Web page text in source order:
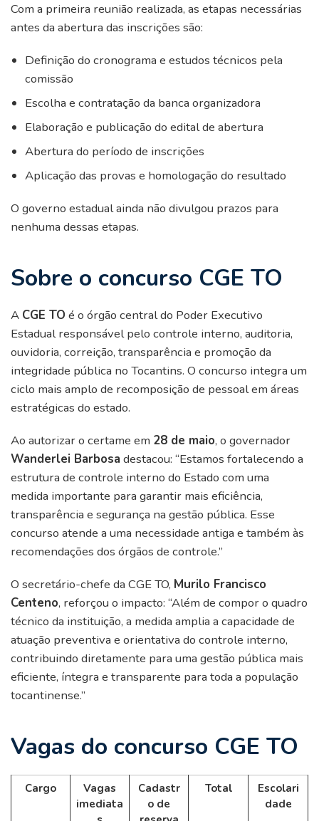
Com a primeira reunião realizada, as etapas necessárias
antes da abertura das inscrições são:
Definição do cronograma e estudos técnicos pela
comissão
Escolha e contratação da banca organizadora
Elaboração e publicação do edital de abertura
Abertura do período de inscrições
Aplicação das provas e homologação do resultado
O governo estadual ainda não divulgou prazos para
nenhuma dessas etapas.
Sobre o concurso CGE TO
A CGE TO é o órgão central do Poder Executivo
Estadual responsável pelo controle interno, auditoria,
ouvidoria, correição, transparência e promoção da
integridade pública no Tocantins. O concurso integra um
ciclo mais amplo de recomposição de pessoal em áreas
estratégicas do estado.
Ao autorizar o certame em 28 de maio, o governador
Wanderlei Barbosa destacou: “Estamos fortalecendo a
estrutura de controle interno do Estado com uma
medida importante para garantir mais eficiência,
transparência e segurança na gestão pública. Esse
concurso atende a uma necessidade antiga e também às
recomendações dos órgãos de controle.”
O secretário-chefe da CGE TO, Murilo Francisco
Centeno, reforçou o impacto: “Além de compor o quadro
técnico da instituição, a medida amplia a capacidade de
atuação preventiva e orientativa do controle interno,
contribuindo diretamente para uma gestão pública mais
eficiente, íntegra e transparente para toda a população
tocantinense.”
Vagas do concurso CGE TO
Cargo
Vagas
imediata
Cadastr
o de
Total
Escolari
dade